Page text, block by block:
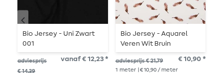
Bio Jersey - Uni Zwart
001
adviesprijs
€ 14,39
vanaf € 12,23 *
Bio Jersey - Aquarel
Veren Wit Bruin
adviesprijs € 21,79 € 10,90 *
1 meter | € 10,90 / meter